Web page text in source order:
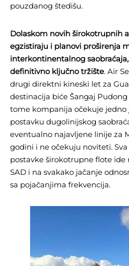
pouzdanog štedišu.
Dolaskom novih širokotrupnih
egzistiraju i planovi proširenja
interkontinentalnog
definitivno ključno tržište. Air
drugi direktni kineski let za
destinacija biće Šangaj Pudong
tome kompanija očekuje jedno
postavku dugolinijskog
eventualno najavljene linije za
godini i ne očekuju noviteti.
postavke širokotrupne flote
SAD i na svakako jačanje
sa pojačanjima frekvencija.